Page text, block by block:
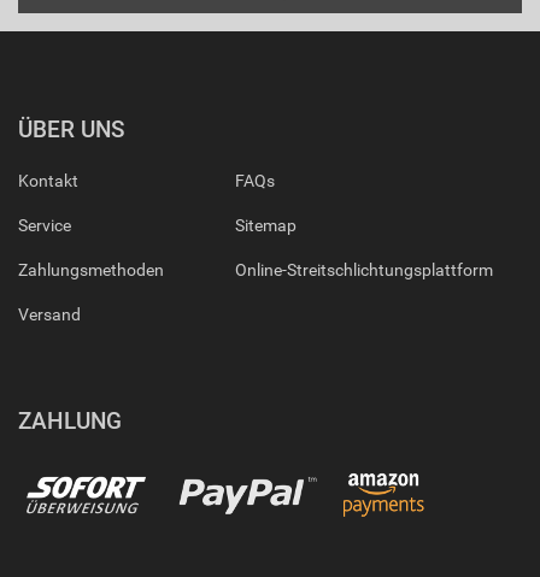
ÜBER UNS
Kontakt
Service
Zahlungsmethoden
Versand
FAQs
Sitemap
Online-Streitschlichtungsplattform
ZAHLUNG